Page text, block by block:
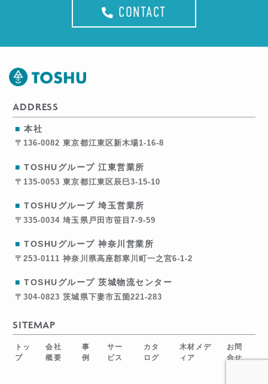
CONTACT
ADDRESS
■ 本社
〒136-0082 東京都江東区新木場1-16-8
■ TOSHUグループ 江東営業所
〒135-0053 東京都江東区辰巳3-15-10
■ TOSHUグループ 埼玉営業所
〒335-0034 埼玉県戸田市笹目7-9-59
■ TOSHUグループ 神奈川営業所
〒253-0111 神奈川県高座郡寒川町一之宮6-1-2
■ TOSHUグループ 茨城物流センター
〒304-0823 茨城県下妻市五箇221-283
SITEMAP
トッ
プ
会社
概要
事
例
サー
ビス
カタ
ログ
木材メデ
ィア
お問
合せ